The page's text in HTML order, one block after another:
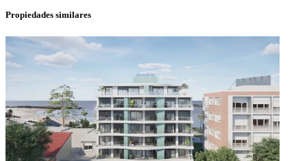
Propiedades similares